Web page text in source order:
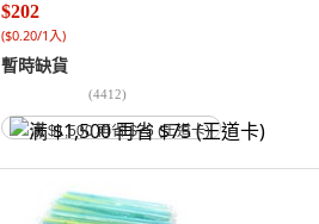
$202
($0.20/1入)
暫時缺貨
(4412)
满 $1,500 再省 $75 (王道卡)